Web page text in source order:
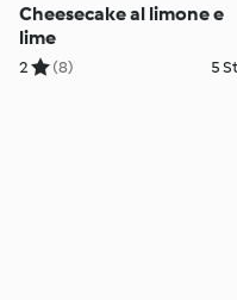
Cheesecake al limone e
lime
2 (8) 5